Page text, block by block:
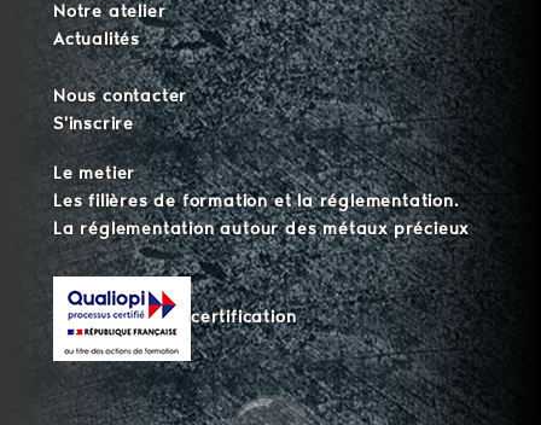
Notre atelier
Actualités
Nous contacter
S'inscrire
Le metier
Les filières de formation et la réglementation.
La réglementation autour des métaux précieux
certification